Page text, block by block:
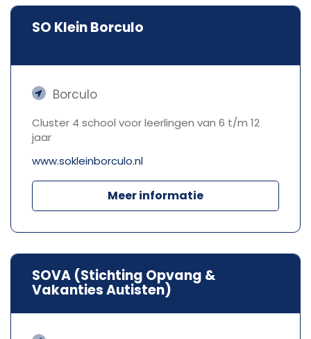
SO Klein Borculo
Borculo
Cluster 4 school voor leerlingen van 6 t/m 12
jaar
www.sokleinborculo.nl
Meer informatie
SOVA (Stichting Opvang &
Vakanties Autisten)